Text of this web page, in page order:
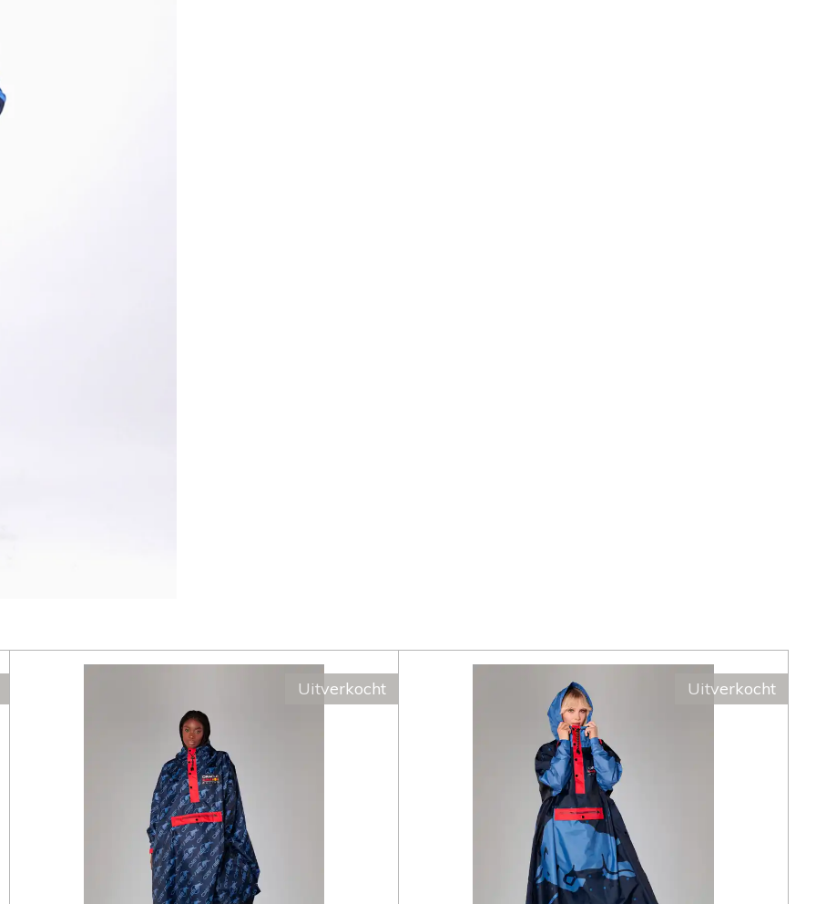
Uitverkocht Uitverkocht